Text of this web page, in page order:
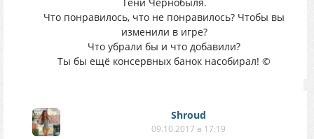
Что понравилось, что не понравилось? Чтобы вы
изменили в игре?
Что убрали бы и что добавили?
Ты бы ещё консервных банок насобирал! ©
Shroud
09.10.2017 в 17:19